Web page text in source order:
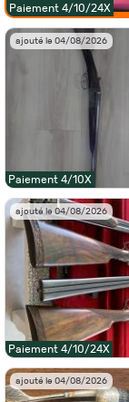
Paiement 4/10/24X
ajouté le 04/08/2026
Paiement 4/10X
ajouté le 04/08/2026
Paiement 4/10/24X
ajouté le 04/08/2026